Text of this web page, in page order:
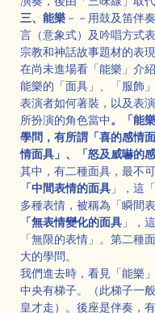
三、能樂 －－用鼓及笛伴
言（意象式）及吟唱方式
宗教和神話故事題材的表現
在尚未進場看「能樂」介
能樂的「面具」、「服飾
表演者如何著裝，以及表
所扮演的角色當中。「能
學問，有所謂「喜的感情
情面具」、「怒及威嚇的
其中，有二種面具，最不
「中間表情的面具」，這
多種表情，被稱為「瞬間表
「無表情變化的面具」，
「無限的表情」。第二種
大的學問。
我們進去時，看見「能樂
中央有梯子。（此梯子一
皇才走）。後座是伴奏，